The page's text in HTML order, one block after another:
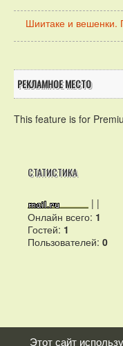
Шиитаке и вешенки.
РЕКЛАМНОЕ МЕСТО
This feature is for
СТАТИСТИКА
| |
Онлайн всего: 1
Гостей: 1
Пользователей: 0
Этот сайт